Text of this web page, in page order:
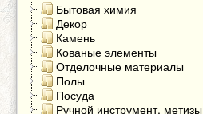
Бытовая химия
Декор
Камень
Кованые элементы
Отделочные материалы
Полы
Посуда
Ручной инструмент, метизы